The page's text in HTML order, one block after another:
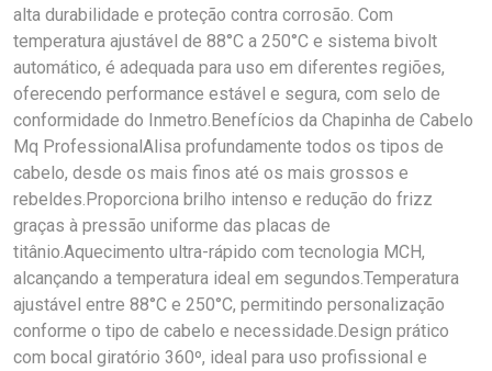
alta durabilidade e proteção contra corrosão. Com
temperatura ajustável de 88°C a 250°C e sistema bivolt
automático, é adequada para uso em diferentes regiões,
oferecendo performance estável e segura, com selo de
conformidade do Inmetro.Benefícios da Chapinha de Cabelo
Mq ProfessionalAlisa profundamente todos os tipos de
cabelo, desde os mais finos até os mais grossos e
rebeldes.Proporciona brilho intenso e redução do frizz
graças à pressão uniforme das placas de
titânio.Aquecimento ultra-rápido com tecnologia MCH,
alcançando a temperatura ideal em segundos.Temperatura
ajustável entre 88°C e 250°C, permitindo personalização
conforme o tipo de cabelo e necessidade.Design prático
com bocal giratório 360º, ideal para uso profissional e